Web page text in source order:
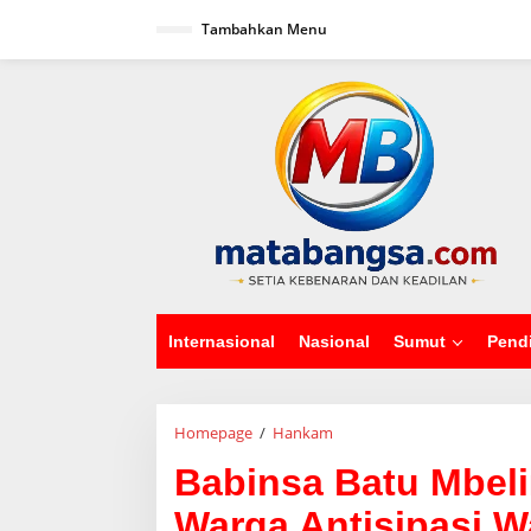
Tambahkan Menu
Internasional Nasional Sumut
Homepage / Hankam
b
n
Babinsa Batu